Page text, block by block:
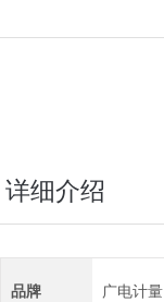
详细介绍
品牌 广电计量